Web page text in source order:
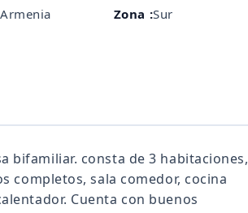
Armenia Zona :Sur
bifamiliar. consta de 3 habitaciones,
completos, sala comedor, cocina
Cuenta con buenos